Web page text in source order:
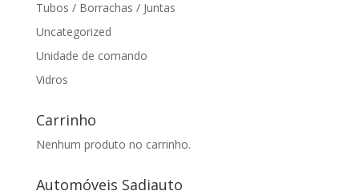
Tubos / Borrachas / Juntas
Uncategorized
Unidade de comando
Vidros
Carrinho
Nenhum produto no carrinho.
Automóveis Sadiauto